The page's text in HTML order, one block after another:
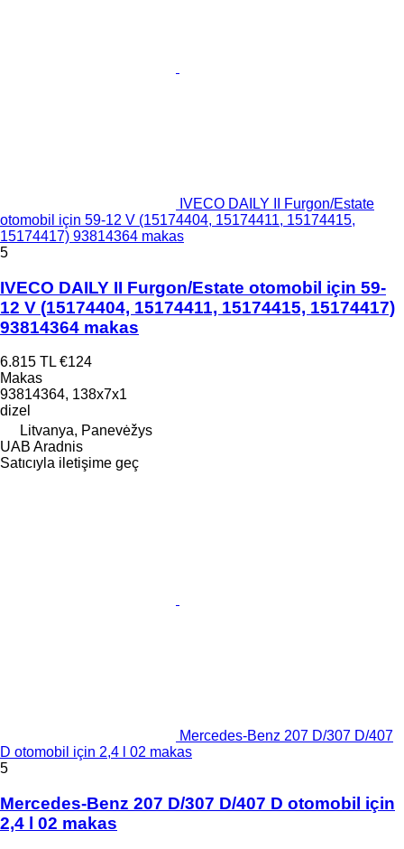
IVECO DAILY II Furgon/Estate
otomobil için 59-12 V (15174404, 15174411, 15174415,
15174417) 93814364 makas
5
IVECO DAILY II Furgon/Estate otomobil için 59-
12 V (15174404, 15174411, 15174415, 15174417)
93814364 makas
6.815 TL €124
Makas
93814364, 138x7x1
dizel
Litvanya, Panevėžys
UAB Aradnis
Satıcıyla iletişime geç
Mercedes-Benz 207 D/307 D/407
D otomobil için 2,4 l 02 makas
5
Mercedes-Benz 207 D/307 D/407 D otomobil için
2,4 l 02 makas